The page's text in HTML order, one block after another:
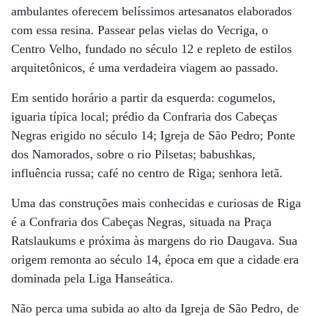
ambulantes oferecem belíssimos artesanatos elaborados
com essa resina. Passear pelas vielas do Vecriga, o
Centro Velho, fundado no século 12 e repleto de estilos
arquitetônicos, é uma verdadeira viagem ao passado.
Em sentido horário a partir da esquerda: cogumelos,
iguaria típica local; prédio da Confraria dos Cabeças
Negras erigido no século 14; Igreja de São Pedro; Ponte
dos Namorados, sobre o rio Pilsetas; babushkas,
influência russa; café no centro de Riga; senhora letã.
Uma das construções mais conhecidas e curiosas de Riga
é a Confraria dos Cabeças Negras, situada na Praça
Ratslaukums e próxima às margens do rio Daugava. Sua
origem remonta ao século 14, época em que a cidade era
dominada pela Liga Hanseática.
Não perca uma subida ao alto da Igreja de São Pedro, de